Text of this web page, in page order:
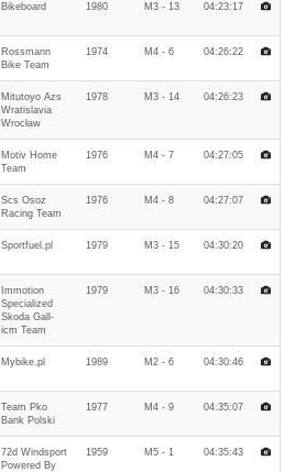
Bikeboard 1980 M3 - 13 04:23:17
Rossmann
Bike Team
1974 M4 - 6 04:26:22
Mitutoyo Azs
Wratislavia
Wrocław
1978 M3 - 14 04:26:23
Motiv Home
Team
1976 M4 - 7 04:27:05
Scs Osoz
Racing Team
1976 M4 - 8 04:27:07
Sportfuel.pl 1979 M3 - 15 04:30:20
Immotion
Specialized
Skoda Gall-
icm Team
1979 M3 - 16 04:30:33
Mybike.pl 1989 M2 - 6 04:30:46
Team Pko
Bank Polski
1977 M4 - 9 04:35:07
72d Windsport
Powered By
1959 M5 - 1 04:35:43